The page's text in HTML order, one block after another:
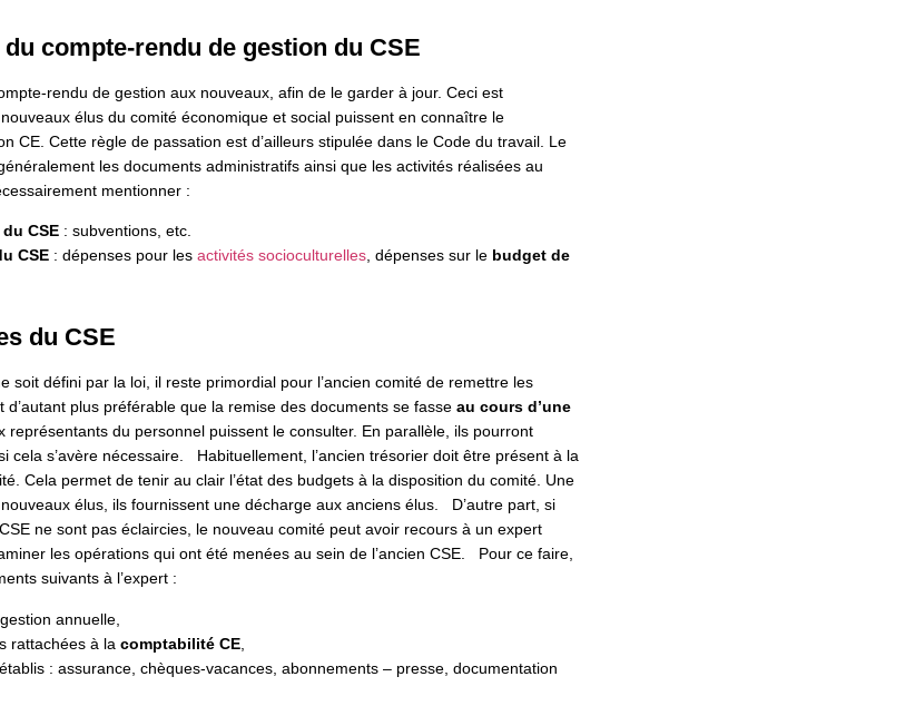
compte-rendu de gestion du CSE
rendu de gestion aux nouveaux, afin de le garder à jour. Ceci est
élus du comité économique et social puissent en connaître le
CE. Cette règle de passation est d’ailleurs stipulée dans le Code du travail. Le
les documents administratifs ainsi que les activités réalisées au
mentionner :
CSE: subventions, etc.
CSE: dépenses pour les activités socioculturelles, dépenses sur le budget de
du CSE
soit défini par la loi, il reste primordial pour l’ancien comité de remettre les
d’autant plus préférable que la remise des documents se fasse au cours d’une
représentants du personnel puissent le consulter. En parallèle, ils pourront
cela s’avère nécessaire. Habituellement, l’ancien trésorier doit être présent à la
Cela permet de tenir au clair l’état des budgets à la disposition du comité. Une
élus, ils fournissent une décharge aux anciens élus. D’autre part, si
ne sont pas éclaircies, le nouveau comité peut avoir recours à un expert
les opérations qui ont été menées au sein de l’ancien CSE. Pour ce faire,
suivants à l’expert :
annuelle,
rattachées à la comptabilité CE,
: assurance, chèques-vacances, abonnements – presse, documentation